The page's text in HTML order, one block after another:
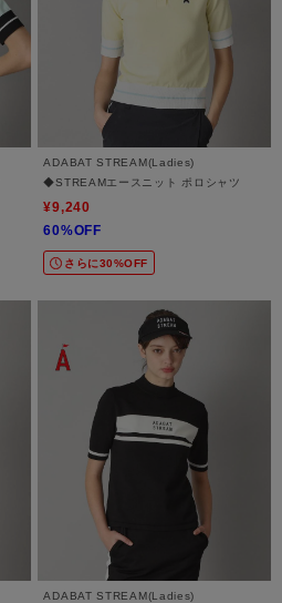
ADABAT STREAM(Ladies)
◆STREAMエースニット ポロシャツ
¥9,240
60%OFF
さらに30%OFF
ADABAT STREAM(Ladies)